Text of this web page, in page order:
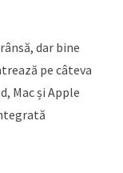
dar bine
pe câteva
Mac și Apple